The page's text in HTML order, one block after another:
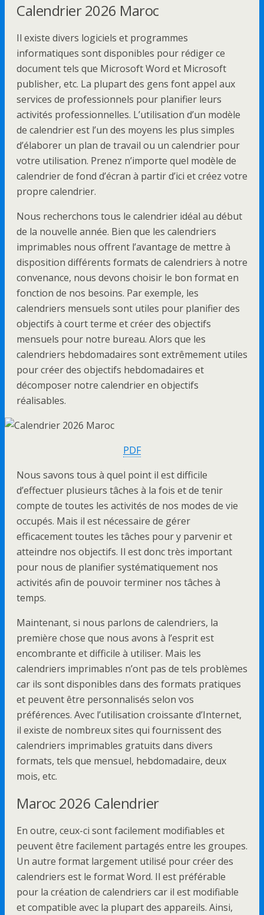
Calendrier 2026 Maroc
Il existe divers logiciels et programmes
informatiques sont disponibles pour rédiger ce
document tels que Microsoft Word et Microsoft
publisher, etc. La plupart des gens font appel aux
services de professionnels pour planifier leurs
activités professionnelles. L’utilisation d’un modèle
de calendrier est l’un des moyens les plus simples
d’élaborer un plan de travail ou un calendrier pour
votre utilisation. Prenez n’importe quel modèle de
calendrier de fond d’écran à partir d’ici et créez votre
propre calendrier.
Nous recherchons tous le calendrier idéal au début
de la nouvelle année. Bien que les calendriers
imprimables nous offrent l’avantage de mettre à
disposition différents formats de calendriers à notre
convenance, nous devons choisir le bon format en
fonction de nos besoins. Par exemple, les
calendriers mensuels sont utiles pour planifier des
objectifs à court terme et créer des objectifs
mensuels pour notre bureau. Alors que les
calendriers hebdomadaires sont extrêmement utiles
pour créer des objectifs hebdomadaires et
décomposer notre calendrier en objectifs
réalisables.
PDF
Nous savons tous à quel point il est difficile
d’effectuer plusieurs tâches à la fois et de tenir
compte de toutes les activités de nos modes de vie
occupés. Mais il est nécessaire de gérer
efficacement toutes les tâches pour y parvenir et
atteindre nos objectifs. Il est donc très important
pour nous de planifier systématiquement nos
activités afin de pouvoir terminer nos tâches à
temps.
Maintenant, si nous parlons de calendriers, la
première chose que nous avons à l’esprit est
encombrante et difficile à utiliser. Mais les
calendriers imprimables n’ont pas de tels problèmes
car ils sont disponibles dans des formats pratiques
et peuvent être personnalisés selon vos
préférences. Avec l’utilisation croissante d’Internet,
il existe de nombreux sites qui fournissent des
calendriers imprimables gratuits dans divers
formats, tels que mensuel, hebdomadaire, deux
mois, etc.
Maroc 2026 Calendrier
En outre, ceux-ci sont facilement modifiables et
peuvent être facilement partagés entre les groupes.
Un autre format largement utilisé pour créer des
calendriers est le format Word. Il est préférable
pour la création de calendriers car il est modifiable
et compatible avec la plupart des appareils. Ainsi,